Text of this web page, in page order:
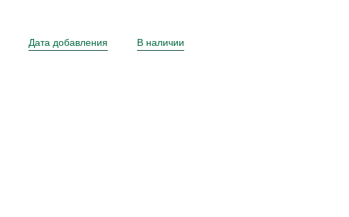
Дата добавления В наличии